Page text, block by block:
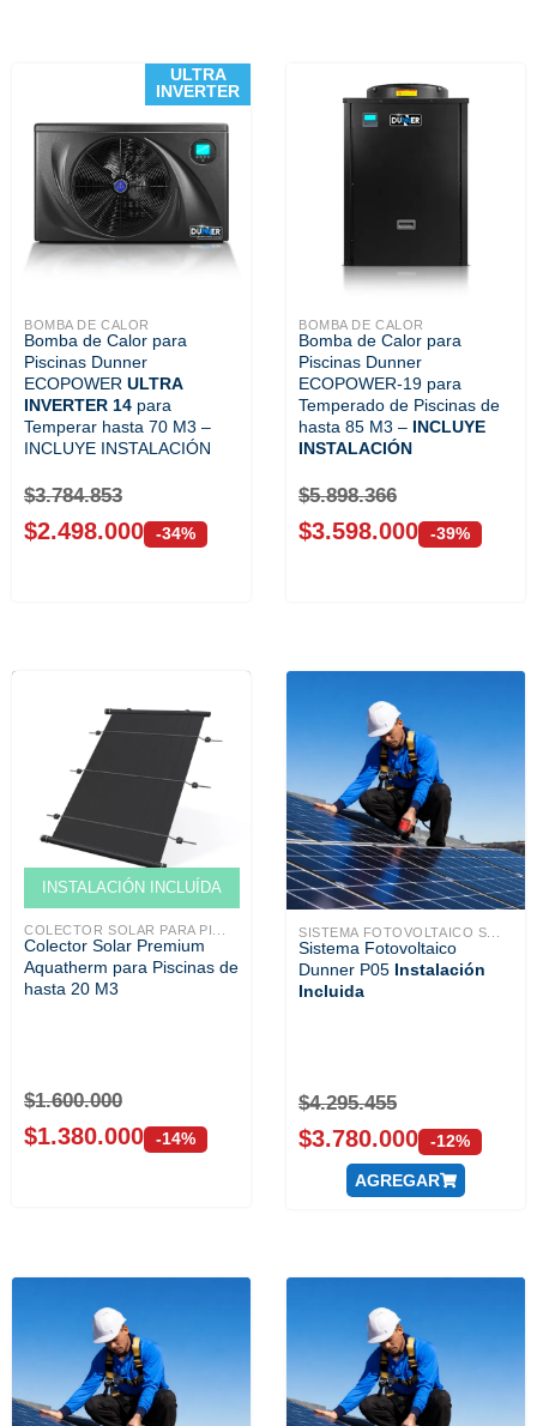
ULTRA
INVERTER
BOMBA DE CALOR
ECOPOWE...
Bomba de Calor para
Piscinas Dunner
ECOPOWER ULTRA
INVERTER 14 para
Temperar hasta 70 M3 –
INCLUYE INSTALACIÓN
$3.784.853
$2.498.000 -34%
BOMBA DE CALOR
ECOPOWE...
Bomba de Calor para
Piscinas Dunner
ECOPOWER-19 para
Temperado de Piscinas de
hasta 85 M3 – INCLUYE
INSTALACIÓN
$5.898.366
$3.598.000 -39%
INSTALACIÓN INCLUÍDA
Venta solo ONLINE
COLECTOR SOLAR PARA PI...
Colector Solar Premium
Aquatherm para Piscinas de
hasta 20 M3
$1.600.000
$1.380.000 -14%
SISTEMA FOTOVOLTAICO S...
Sistema Fotovoltaico
Dunner P05 Instalación
Incluida
$4.295.455
$3.780.000 -12%
AGREGAR